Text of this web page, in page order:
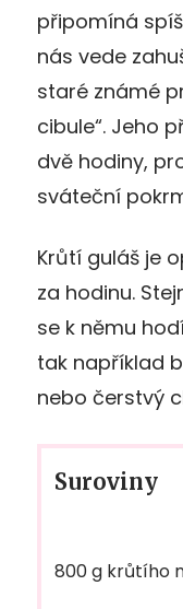
připomíná
nás vede
staré známé
cibule“. Jeho
dvě hodiny,
sváteční
Krůtí guláš je
za hodinu.
se k němu
tak například
nebo čerstvý
Suroviny
800 g krůtího